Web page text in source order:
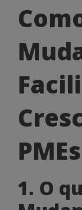
Como
a
de
Pode
PMEs
1. O